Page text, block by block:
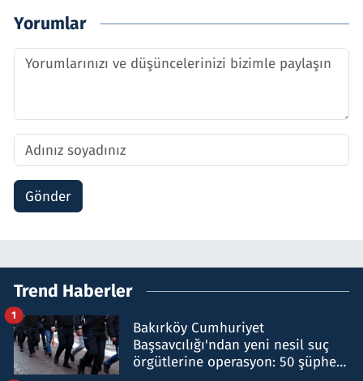
Yorumlar
Gönder
Trend Haberler
Bakırköy Cumhuriyet
Başsavcılığı'ndan yeni nesil suç
örgütlerine operasyon: 50 şüpheli
1